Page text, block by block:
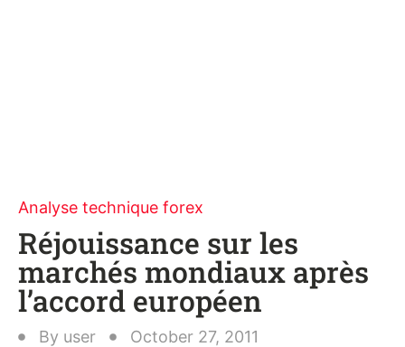
Analyse technique forex
Réjouissance sur les
marchés mondiaux après
l’accord européen
By user
October 27, 2011